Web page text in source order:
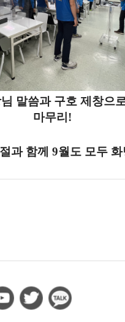
말씀과 구호 제창으
마무리!
과 함께 9월도 모두 화